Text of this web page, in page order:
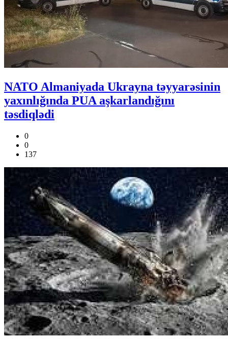
NATO Almaniyada Ukrayna təyyarəsinin
yaxınlığında PUA aşkarlandığını
təsdiqlədi
0
0
137